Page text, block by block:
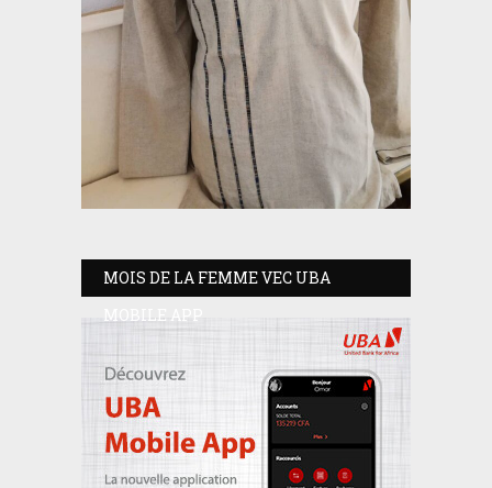
MOIS DE LA FEMME VEC UBA
MOBILE APP